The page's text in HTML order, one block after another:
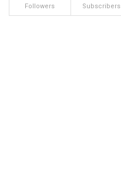
Followers Subscribers